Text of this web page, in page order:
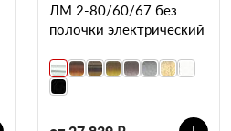
ЛМ 2-80/60/67 без
полочки электрический